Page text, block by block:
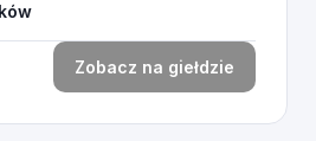
Zobacz na giełdzie